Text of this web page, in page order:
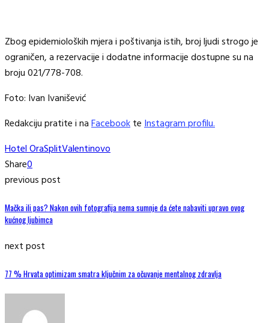
Zbog epidemioloških mjera i poštivanja istih, broj ljudi strogo je
ograničen, a rezervacije i dodatne informacije dostupne su na
broju 021/778-708.
Foto: Ivan Ivanišević
Redakciju pratite i naFacebookteInstagram profilu.
Hotel OraSplitValentinovo
Share0
previous post
Mačka ili pas? Nakon ovih fotografija nema sumnje da ćete nabaviti upravo ovog
kućnog ljubimca
next post
77 % Hrvata optimizam smatra ključnim za očuvanje mentalnog zdravlja